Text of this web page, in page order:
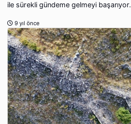
ile sürekli gündeme gelmeyi başarıyor.
9 yıl önce